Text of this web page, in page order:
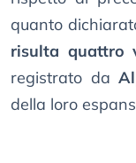
quanto
risulta quattro
registrato da
della loro